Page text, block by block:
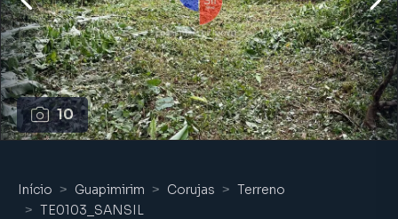
10
Início Guapimirim Corujas
Terreno
TE0103_SANSIL